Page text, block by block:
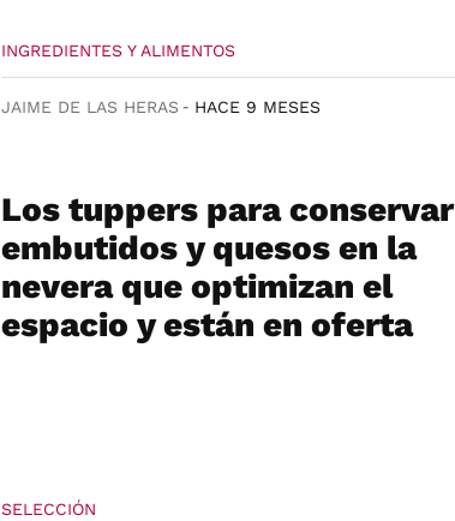
INGREDIENTES Y ALIMENTOS
JAIME DE LAS HERAS HACE 9 MESES
Los tuppers para conservar
embutidos y quesos en la
nevera que optimizan el
espacio y están en oferta
SELECCIÓN